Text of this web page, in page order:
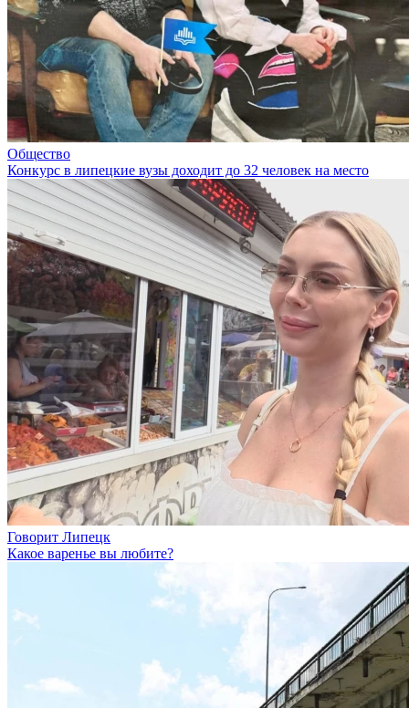
Общество
Конкурс в липецкие вузы доходит до 32 человек на место
Говорит Липецк
Какое варенье вы любите?